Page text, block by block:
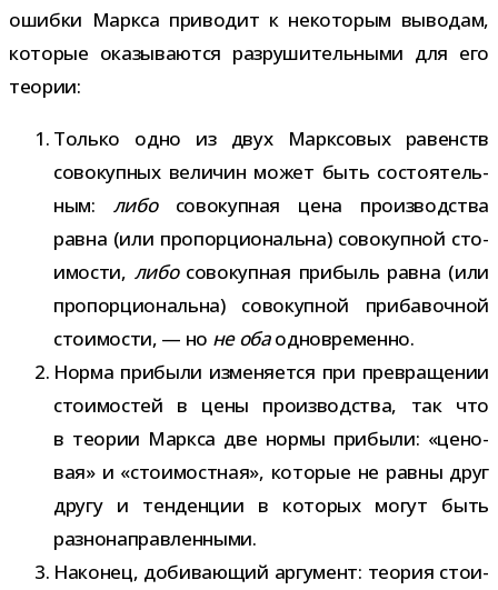
ошибки Маркса при­во­дит к неко­то­рым выво­дам,
кото­рые ока­зы­ва­ются раз­ру­ши­тель­ными для его
теории:
Только одно из двух Марксовых равенств
сово­куп­ных вели­чин может быть состо­я­тель­
ным: либосово­куп­ная цена про­из­вод­ства
равна (или про­пор­ци­о­нальна) сово­куп­ной сто­
и­мо­сти, либосово­куп­ная при­быль равна (или
про­пор­ци­о­нальна) сово­куп­ной при­ба­воч­ной
сто­и­мо­сти, — но не обаодновременно.
Норма при­были изме­ня­ется при пре­вра­ще­нии
сто­и­мо­стей в цены про­из­вод­ства, так что
в тео­рии Маркса две нормы при­были: «цено­
вая» и «сто­и­мост­ная», кото­рые не равны друг
другу и тен­ден­ции в кото­рых могут быть
разнонаправленными.
Наконец, доби­ва­ю­щий аргу­мент: тео­рия сто­и­